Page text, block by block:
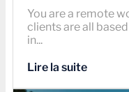
You are a remote
clients are all
in...
Lire la suite